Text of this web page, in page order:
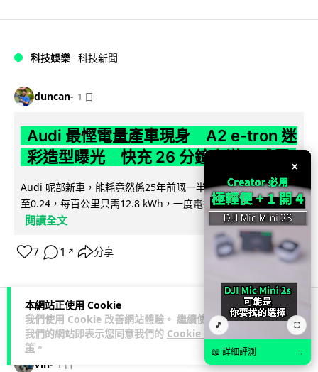
本網站正使用 Cookie
我們使用 Cookie 改善網站體驗。 繼續使用
我們的網站即表示您同意我們的 Cookie 政
策 。
科技娛樂 科技新聞
duncan 1 日
Audi 最慳電量產車現身 A2 e-tron 迷
彩造型曝光 快充 26 分鐘充滿 8 成電
Audi 呢部新車，能耗竟然係25年前嘅一半。 A2 e-tron 風阻低
至0.24，每百公里只需12.8 kWh，一度電行到7.8公里。6...
閱讀全文
7 1 ↗ 分享
科技娛樂 生活娛樂 城中熱話
Vin 1 日
×
🎵 ⛶
📖 詳細評測 →